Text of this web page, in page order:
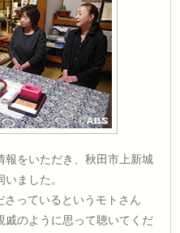
報をいただき、秋田市上新城
ました。
っているというモトさん
戚のように思って聴いてくだ